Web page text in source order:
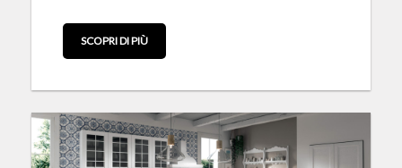
SCOPRI DI PIÙ